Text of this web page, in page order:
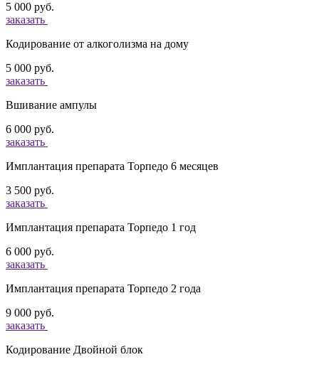
5 000 руб.
заказать
Кодирование от алкоголизма на дому
5 000 руб.
заказать
Вшивание ампулы
6 000 руб.
заказать
Имплантация препарата Торпедо 6 месяцев
3 500 руб.
заказать
Имплантация препарата Торпедо 1 год
6 000 руб.
заказать
Имплантация препарата Торпедо 2 года
9 000 руб.
заказать
Кодирование Двойной блок